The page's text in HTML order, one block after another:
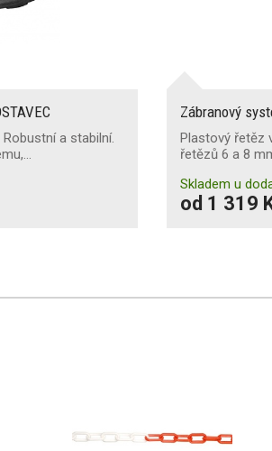
a stabilní.
Zábranový
Plastový řetěz
řetězů 6 a 8
Skladem u
od 1 319